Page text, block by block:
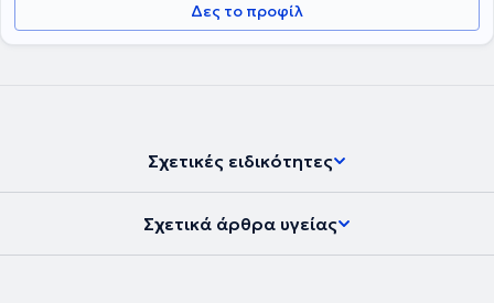
Δες το προφίλ
Σχετικές ειδικότητες
Σχετικά άρθρα υγείας